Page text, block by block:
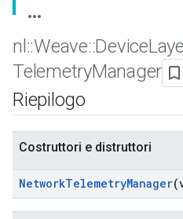
nl ::Weave::Device
TelemetryManager
Riepilogo
Costruttori e distruttori
NetworkTelemetryManager